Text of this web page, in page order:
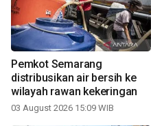
Pemkot Semarang
distribusikan air bersih ke
wilayah rawan kekeringan
03 August 2026 15:09 WIB